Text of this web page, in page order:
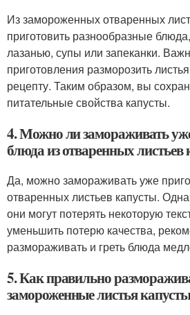
Из замороженных отваренных
приготовить разнообразные
лазанью, супы или запеканки.
приготовления разморозить
рецепту. Таким образом, вы
питательные свойства капусты.
4. Можно ли замораживать
блюда из отваренных листьев
Да, можно замораживать уже
отваренных листьев капусты.
они могут потерять некоторую
уменьшить потерю качества,
размораживать и греть блюда
5. Как правильно
замороженные листья капусты